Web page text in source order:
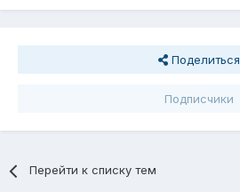
Поделиться
Подписчики
Перейти к списку тем